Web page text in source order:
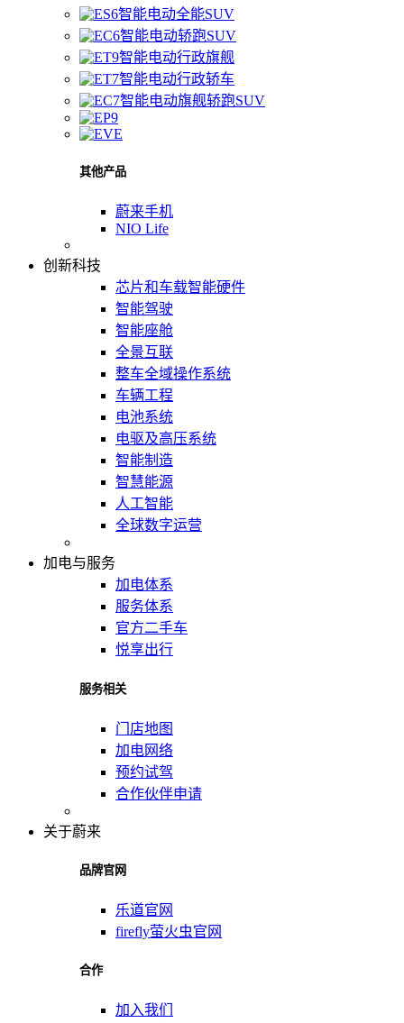
智能电动全能SUV
智能电动轿跑SUV
智能电动行政旗舰
智能电动行政轿车
智能电动旗舰轿跑SUV
其他产品
蔚来手机
NIO Life
创新科技
芯片和车载智能硬件
智能驾驶
智能座舱
全景互联
整车全域操作系统
车辆工程
电池系统
电驱及高压系统
智能制造
智慧能源
人工智能
全球数字运营
加电与服务
加电体系
服务体系
官方二手车
悦享出行
服务相关
门店地图
加电网络
预约试驾
合作伙伴申请
关于蔚来
品牌官网
乐道官网
firefly萤火虫官网
合作
加入我们